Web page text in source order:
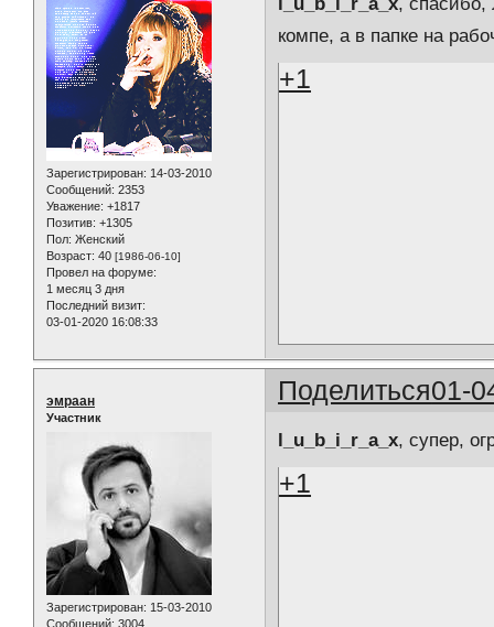
Зарегистрирован: 14-03-2010
Сообщений: 2353
Уважение: +1817
Позитив: +1305
Пол: Женский
Возраст: 40 [1986-06-10]
Провел на форуме:
1 месяц 3 дня
Последний визит:
03-01-2020 16:08:33
l_u_b_i_r_a_x,
компе, а в папке на
+1
Поделиться01-
эмраан
Участник
Зарегистрирован: 15-03-2010
Сообщений: 3004
l_u_b_i_r_a_x, супер,
+1